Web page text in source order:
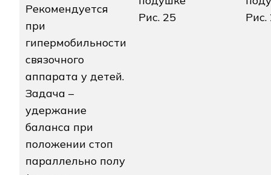
Рекомендуется
при
гипермобильности
связочного
аппарата у детей.
Задача –
удержание
баланса при
положении стоп
параллельно полу
Рис. 25 Рис.